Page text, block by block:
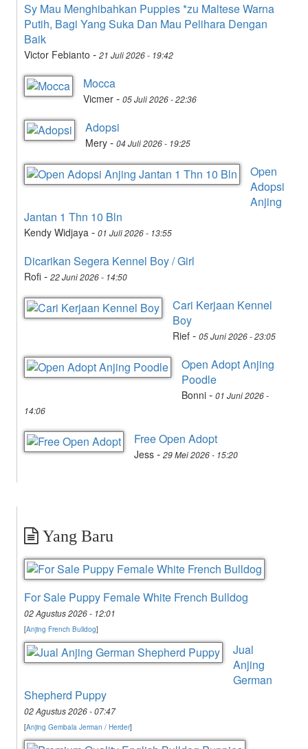
Sy Mau Menghibahkan Puppies *zu Maltese Warna
Putih, Bagi Yang Suka Dan Mau Pelihara Dengan
Baik
Victor Febianto - 21 Juli 2026 - 19:42
Mocca
Vicmer - 05 Juli 2026 - 22:36
Adopsi
Mery - 04 Juli 2026 - 19:25
Open
Adopsi
Anjing
Jantan 1 Thn 10 Bln
Kendy Widjaya - 01 Juli 2026 - 13:55
Dicarikan Segera Kennel Boy / Girl
Rofi - 22 Juni 2026 - 14:50
Cari Kerjaan Kennel
Boy
Rief - 05 Juni 2026 - 23:05
Open Adopt Anjing
Poodle
Bonni - 01 Juni 2026 -
14:06
Free Open Adopt
Jess - 29 Mei 2026 - 15:20
Yang Baru
For Sale Puppy Female White French Bulldog
02 Agustus 2026 - 12:01
[Anjing French Bulldog]
Jual
Anjing
German
Shepherd Puppy
02 Agustus 2026 - 07:47
[Anjing Gembala Jerman / Herder]